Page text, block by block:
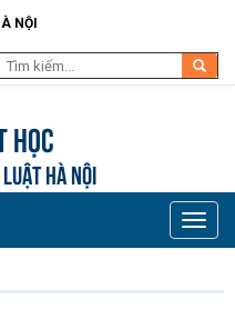
NỘI
học
HÀ NỘI
Toggle